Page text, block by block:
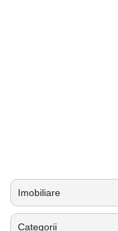
Imobiliare
Categorii